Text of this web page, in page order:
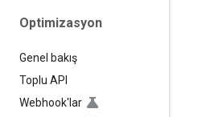
Optimizasyon
Genel bakış
Toplu API
Webhook'lar